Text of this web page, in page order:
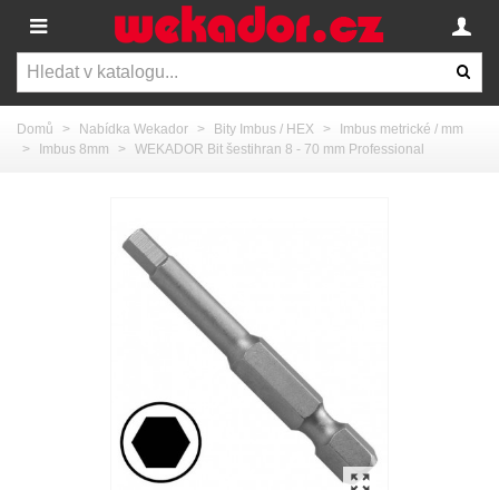
Domů > Nabídka Wekador > Bity Imbus / HEX >
Imbus metrické / mm
>
Imbus 8mm > WEKADOR Bit šestihran 8 - 70 mm Professional